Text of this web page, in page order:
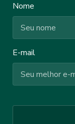
Nome
E-mail